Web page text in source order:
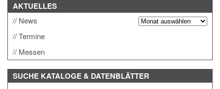
AKTUELLES
News
Termine
Messen
SUCHE KATALOGE & DATENBLÄTTER